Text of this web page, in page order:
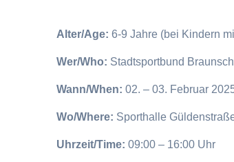
Alter/Age:6-9 Jahre (bei Kindern
Wer/Who: Stadtsportbund
Wann/When:02. – 03. Februar
Wo/Where: Sporthalle
Uhrzeit/Time:09:00 – 16:00 Uhr